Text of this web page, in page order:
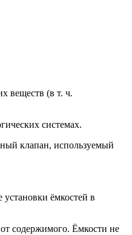
веществ (в т. ч.
системах.
клапан, используемый
ёмкостей в
содержимого. Ёмкости не